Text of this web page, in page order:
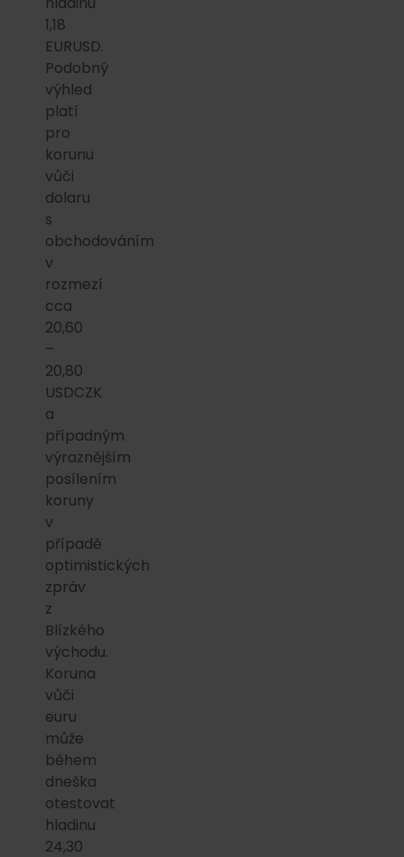
1,18
EURUSD.
Podobný
výhled
platí
pro
korunu
vůči
dolaru
s
obchodováním
v
rozmezí
cca
20,60
–
20,80
USDCZK
a
případným
výraznějším
posílením
koruny
v
případě
optimistických
zpráv
z
Blízkého
východu.
Koruna
vůči
euru
může
během
dneška
otestovat
hladinu
24,30